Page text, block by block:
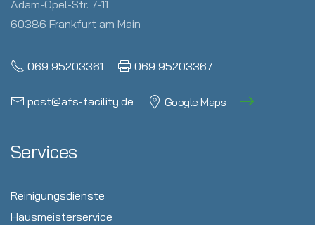
Adam-Opel-Str. 7-11
60386 Frankfurt am Main
069 95203361 069 95203367
post@afs-facility.de Google Maps
Services
Reinigungsdienste
Hausmeisterservice